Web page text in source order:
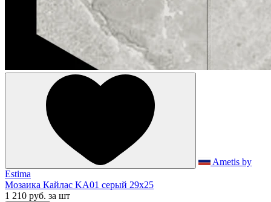
Ametis by
Estima
Мозаика Кайлас KA01 серый 29x25
1 210 руб. за шт